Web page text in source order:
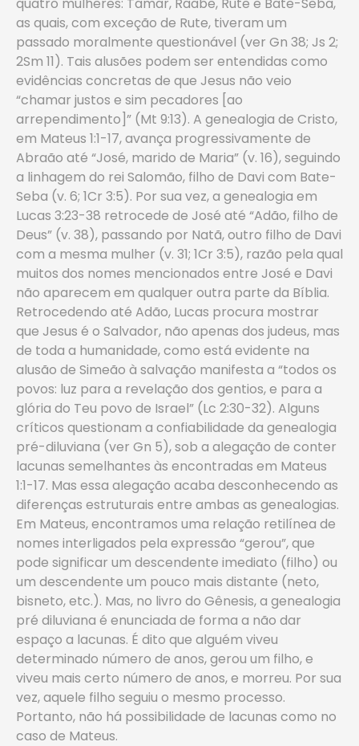
as quais, com exceção de Rute, tiveram um
passado moralmente questionável (ver Gn 38; Js 2;
2Sm 11). Tais alusões podem ser entendidas como
evidências concretas de que Jesus não veio
“chamar justos e sim pecadores [ao
arrependimento]” (Mt 9:13). A genealogia de Cristo,
em Mateus 1:1-17, avança progressivamente de
Abraão até “José, marido de Maria” (v. 16), seguindo
a linhagem do rei Salomão, filho de Davi com Bate-
Seba (v. 6; 1Cr 3:5). Por sua vez, a genealogia em
Lucas 3:23-38 retrocede de José até “Adão, filho de
Deus” (v. 38), passando por Natã, outro filho de Davi
com a mesma mulher (v. 31; 1Cr 3:5), razão pela qual
muitos dos nomes mencionados entre José e Davi
não aparecem em qualquer outra parte da Bíblia.
Retrocedendo até Adão, Lucas procura mostrar
que Jesus é o Salvador, não apenas dos judeus, mas
de toda a humanidade, como está evidente na
alusão de Simeão à salvação manifesta a “todos os
povos: luz para a revelação dos gentios, e para a
glória do Teu povo de Israel” (Lc 2:30-32). Alguns
críticos questionam a confiabilidade da genealogia
pré-diluviana (ver Gn 5), sob a alegação de conter
lacunas semelhantes às encontradas em Mateus
1:1-17. Mas essa alegação acaba desconhecendo as
diferenças estruturais entre ambas as genealogias.
Em Mateus, encontramos uma relação retilínea de
nomes interligados pela expressão “gerou”, que
pode significar um descendente imediato (filho) ou
um descendente um pouco mais distante (neto,
bisneto, etc.). Mas, no livro do Gênesis, a genealogia
pré diluviana é enunciada de forma a não dar
espaço a lacunas. É dito que alguém viveu
determinado número de anos, gerou um filho, e
viveu mais certo número de anos, e morreu. Por sua
vez, aquele filho seguiu o mesmo processo.
Portanto, não há possibilidade de lacunas como no
caso de Mateus.